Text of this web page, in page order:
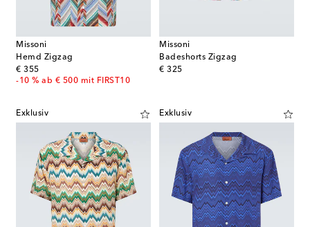
Missoni
Hemd Zigzag
€ 355
original price
-10 % ab € 500 mit FIRST10
Missoni
Badeshorts Zigzag
€ 325
original price
Exklusiv Exklusiv